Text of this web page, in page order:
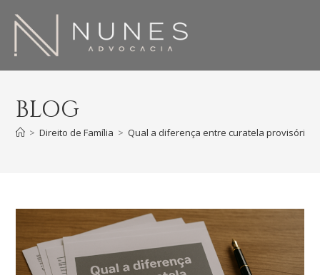
BLOG
> Direito de Família > Qual a diferença entre curatela provisória